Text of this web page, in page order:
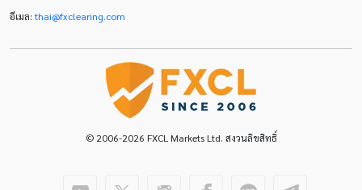
Forex Factory
Interbank Introducing Broker
อีเมล:thai@fxclearing.com
© 2006-2026 FXCL Markets Ltd. สงวนลิขสิทธิ์